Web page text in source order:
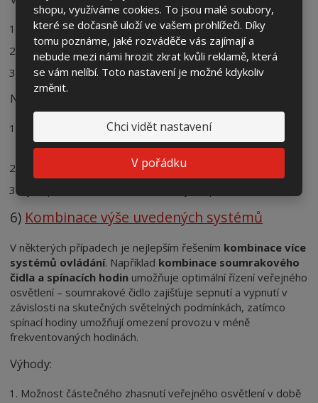
shopu, využíváme cookies. To jsou malé soubory,
které se dočasně uloží ve vašem prohlížeči. Díky
tomu poznáme, jaké rozváděče vás zajímají a
nebude mezi námi hrozit zkrat kvůli reklamě, která
se vám nelíbí. Toto nastavení je možné kdykoliv
změnit.
Chci vidět nastavení
V pořádku
Nepotřebují žádné externí čidlo ani signál HDO.
Přesné spínání na základě astronomických výpočtů.
Automatické přizpůsobení zimnímu a letnímu času.
Nevýhody:
Nepřizpůsobují se aktuálním povětrnostním podmínkám
(např. při husté mlze se nerozsvítí dříve).
Složitější programování v porovnání se spínacími hodinami.
6) Kombinace výše uvedených systémů
V některých případech je nejlepším řešením kombinace více
systémů ovládání. Například kombinace soumrakového
čidla a spínacích hodin umožňuje optimální řízení veřejného
osvětlení – soumrakové čidlo zajišťuje sepnutí a vypnutí v
závislosti na skutečných světelných podmínkách, zatímco
spínací hodiny umožňují omezení provozu v méně
frekventovaných hodinách.
Výhody:
Možnost částečného zhasnutí veřejného osvětlení v době